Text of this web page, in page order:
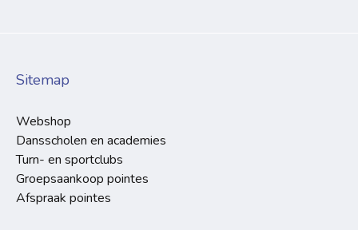
Sitemap
Webshop
Dansscholen en academies
Turn- en sportclubs
Groepsaankoop pointes
Afspraak pointes